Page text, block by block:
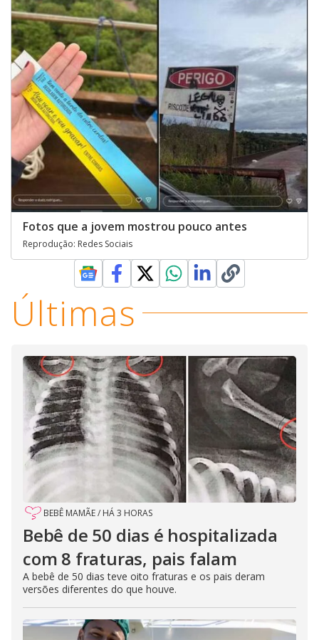
Fotos que a jovem mostrou pouco antes
Reprodução: Redes Sociais
Últimas
BEBÊ MAMÃE/ HÁ 3 HORAS
Bebê de 50 dias é hospitalizada
com 8 fraturas, pais falam
A bebê de 50 dias teve oito fraturas e os pais deram
versões diferentes do que houve.